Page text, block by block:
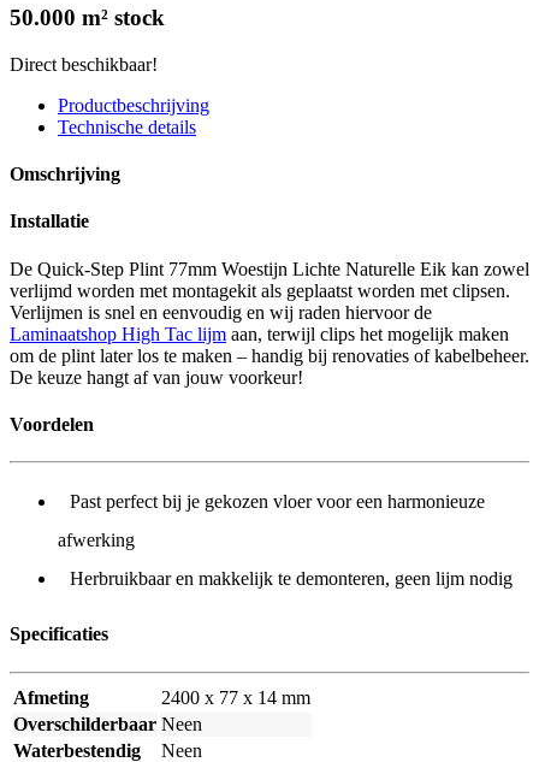
50.000 m² stock
Direct beschikbaar!
Productbeschrijving
Technische details
Omschrijving
Installatie
De Quick-Step Plint 77mm Woestijn Lichte Naturelle Eik kan zowel
verlijmd worden met montagekit als geplaatst worden met clipsen.
Verlijmen is snel en eenvoudig en wij raden hiervoor de
Laminaatshop High Tac lijm aan, terwijl clips het mogelijk maken
om de plint later los te maken – handig bij renovaties of kabelbeheer.
De keuze hangt af van jouw voorkeur!
Voordelen
Past perfect bij je gekozen vloer voor een harmonieuze
afwerking
Herbruikbaar en makkelijk te demonteren, geen lijm nodig
Specificaties
Afmeting
2400 x 77 x 14 mm
Overschilderbaar Neen
Waterbestendig
Neen